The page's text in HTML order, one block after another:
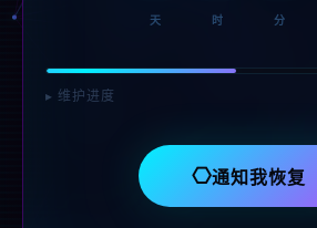
天 时 分
▸ 维护进度
⎔通知我恢复